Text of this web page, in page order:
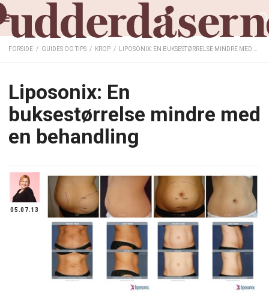
FORSIDE / GUIDES OG TIPS / KROP / LIPOSONIX: EN BUKSESTØRRELSE MINDRE MED EN BEHANDLING
Liposonix: En
buksestørrelse mindre med
en behandling
05.07.13